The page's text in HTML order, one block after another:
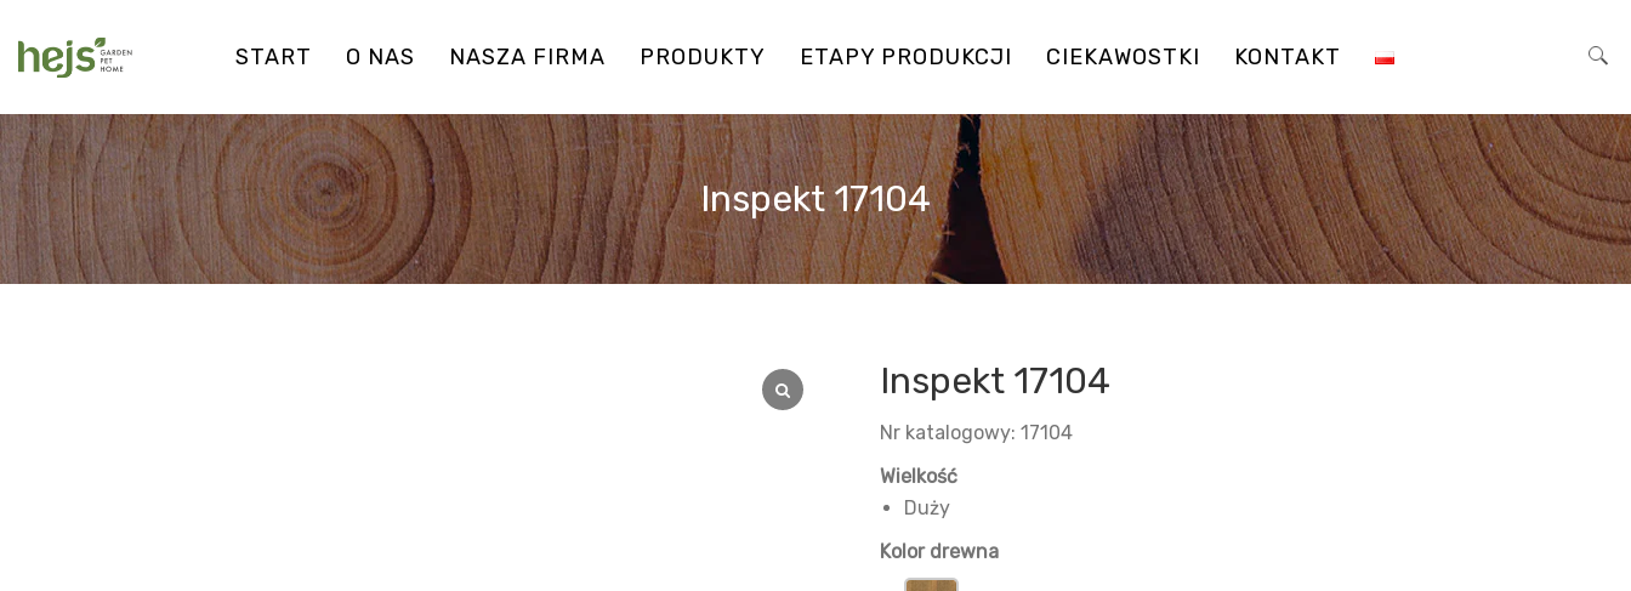
START O NAS NASZA FIRMA PRODUKTY ETAPY PRODUKCJI CIEKAWOSTKI KONTAKT
Szukaj:
Inspekt 17104
Inspekt 17104
Nr katalogowy: 17104
Wielkość
Duży
Kolor drewna